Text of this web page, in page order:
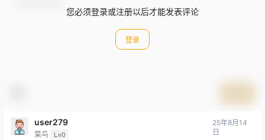
您必须登录或注册以后才能发表评论
登录
user279
菜鸟 Lv0
25年8月14
日